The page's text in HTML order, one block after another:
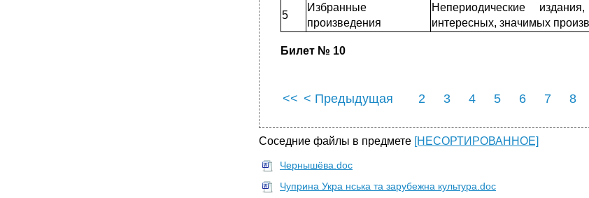
5
Избранные
произведения
Непериодические
интересных, значимых
Билет № 10
<< < Предыдущая 2 3 4 5 6 7 8
Соседние файлы в предмете [НЕСОРТИРОВАННОЕ]
Чернышёва.doc
Чуприна Укра нська та зарубежна культура.doc